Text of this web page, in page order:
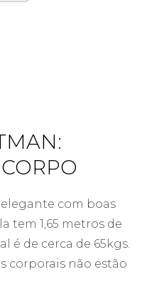
com boas
tem 1,65 metros de
é de cerca de 65kgs.
corporais não estão